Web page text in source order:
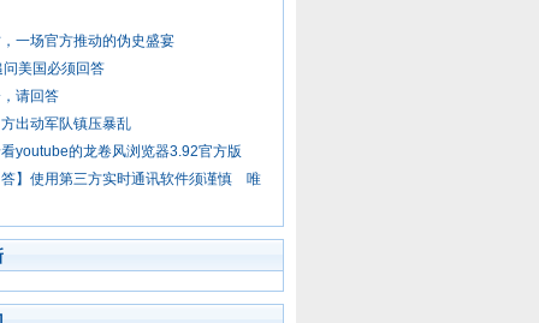
一场官方推动的伪史盛宴
美国必须回答
请回答
出动军队镇压暴乱
youtube的龙卷风浏览器3.92官方版
】使用第三方实时通讯软件须谨慎 唯